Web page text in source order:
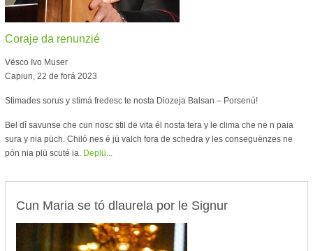
Coraje da renunzié
Vësco Ivo Muser
Capiun, 22 de forá 2023
Stimades sorus y stimá fredesc te nosta Diozeja Balsan – Porsenú!
Bel dî savunse che cun nosc stil de vita él nosta tera y le clima che ne n paia
sura y nia püch. Chiló nes é jü valch fora de schedra y les conseguënzes ne
pón nia plü scuté ia. Deplü...
Cun Maria se tó dlaurela por le Signur